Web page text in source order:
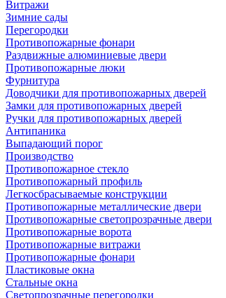
Витражи
Зимние сады
Перегородки
Противопожарные фонари
Раздвижные алюминиевые двери
Противопожарные люки
Фурнитура
Доводчики для противопожарных дверей
Замки для противопожарных дверей
Ручки для противопожарных дверей
Антипаника
Выпадающий порог
Производство
Противопожарное стекло
Противопожарный профиль
Легкосбрасываемые конструкции
Противопожарные металлические двери
Противопожарные светопрозрачные двери
Противопожарные ворота
Противопожарные витражи
Противопожарные фонари
Пластиковые окна
Стальные окна
Светопрозрачные перегородки